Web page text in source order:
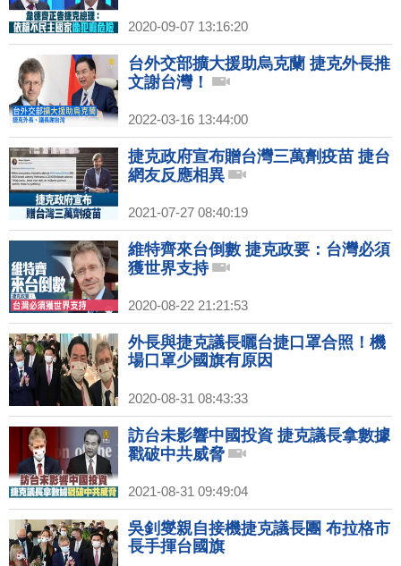
2020-09-07 13:16:20
台外交部擴大援助烏克蘭 捷克外長推
文謝台灣！
2022-03-16 13:44:00
捷克政府宣布贈台灣三萬劑疫苗 捷台
網友反應相異
2021-07-27 08:40:19
維特齊來台倒數 捷克政要：台灣必須
獲世界支持
2020-08-22 21:21:53
外長與捷克議長曬台捷口罩合照！機
場口罩少國旗有原因
2020-08-31 08:43:33
訪台未影響中國投資 捷克議長拿數據
戳破中共威脅
2021-08-31 09:49:04
吳釗燮親自接機捷克議長團 布拉格市
長手揮台國旗